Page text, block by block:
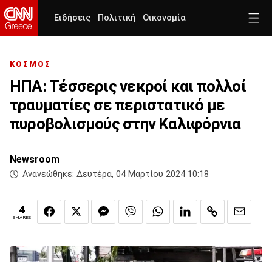
Ειδήσεις Πολιτική Οικονομία
ΚΟΣΜΟΣ
ΗΠΑ: Τέσσερις νεκροί και πολλοί
τραυματίες σε περιστατικό με
πυροβολισμούς στην Καλιφόρνια
Newsroom
Ανανεώθηκε: Δευτέρα, 04 Μαρτίου 2024 10:18
4
SHARES